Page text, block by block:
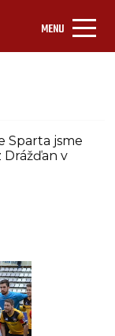
MENU
Sparta jsme
Drážďan v